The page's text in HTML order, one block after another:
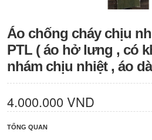
Áo chống cháy chịu
PTL ( áo hở lưng , có
nhám chịu nhiệt , áo
4.000.000 VND
TỔNG QUAN